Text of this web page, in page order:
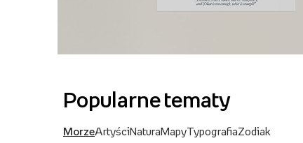
Popularne tematy
MorzeArtyściNaturaMapyTypografiaZodiak